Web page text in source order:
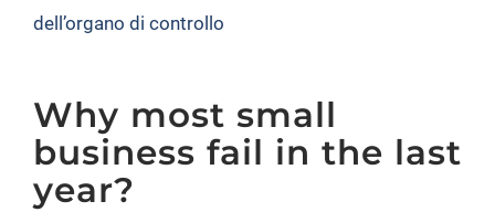
dell’organo di controllo
Why most small
business fail in the last
year?